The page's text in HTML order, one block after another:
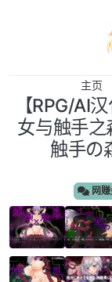
主页
【RPG/AI
女与触手之
触手の
网